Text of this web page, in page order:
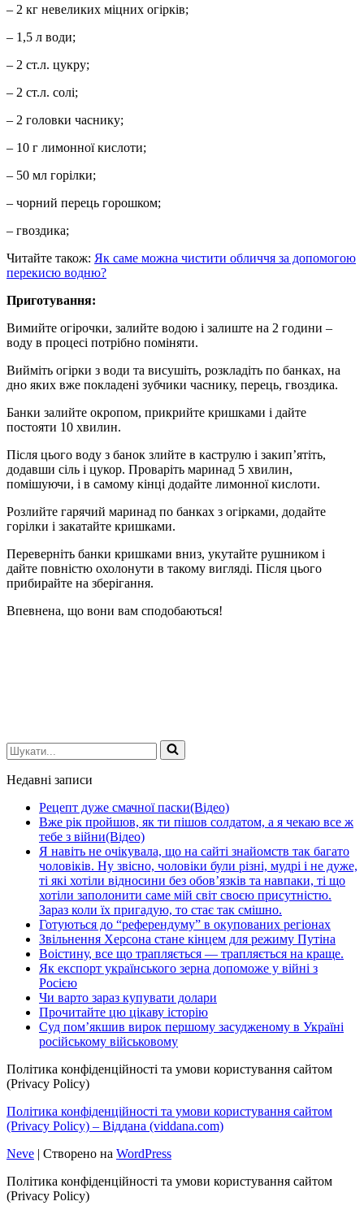
– 2 кг невеликих міцних огірків;
– 1,5 л води;
– 2 ст.л. цукру;
– 2 ст.л. солі;
– 2 головки часнику;
– 10 г лимонної кислоти;
– 50 мл горілки;
– чорний перець горошком;
– гвоздика;
Читайте також: Як саме можна чистити обличчя за допомогою
перекисю водню?
Приготування:
Вимийте огірочки, залийте водою і залиште на 2 години –
воду в процесі потрібно поміняти.
Вийміть огірки з води та висушіть, розкладіть по банках, на
дно яких вже покладені зубчики часнику, перець, гвоздика.
Банки залийте окропом, прикрийте кришками і дайте
постояти 10 хвилин.
Після цього воду з банок злийте в каструлю і закип’ятіть,
додавши сіль і цукор. Проваріть маринад 5 хвилин,
помішуючи, і в самому кінці додайте лимонної кислоти.
Розлийте гарячий маринад по банках з огірками, додайте
горілки і закатайте кришками.
Переверніть банки кришками вниз, укутайте рушником і
дайте повністю охолонути в такому вигляді. Після цього
прибирайте на зберігання.
Впевнена, що вони вам сподобаються!
Шукати...
Недавні записи
Рецепт дуже смачної паски(Відео)
Вже рік пройшов, як ти пішов солдатом, а я чекаю все ж
тебе з війни(Відео)
Я навіть не очікувала, що на сайті знайомств так багато
чоловіків. Ну звісно, чоловіки були різні, мудрі і не дуже,
ті які хотіли відносини без обов’язків та навпаки, ті що
хотіли заполонити саме мій світ своєю присутністю.
Зараз коли їх пригадую, то стає так смішно.
Готуються до “референдуму” в окупованих регіонах
Звільнення Херсона стане кінцем для режиму Путіна
Воістину, все що трапляється — трапляється на краще.
Як експорт українського зерна допоможе у війні з
Росією
Чи варто зараз купувати долари
Прочитайте цю цікаву історію
Суд пом’якшив вирок першому засудженому в Україні
російському військовому
Політика конфіденційності та умови користування сайтом
(Privacy Policy)
Політика конфіденційності та умови користування сайтом
(Privacy Policy) – Віддана (viddana.com)
Neve | Створено на WordPress
Політика конфіденційності та умови користування сайтом
(Privacy Policy)